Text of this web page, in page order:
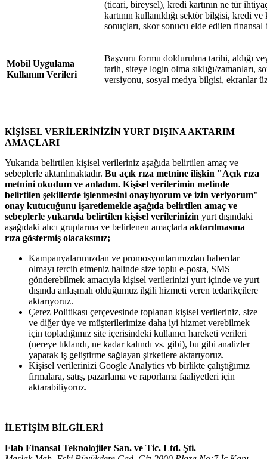
(ticari, bireysel), kredi kartının ne tür
kartının kullanıldığı sektör bilgisi, kredi
sonuçları, skor sonucu elde edilen finansal
Mobil Uygulama
Kullanım Verileri
Başvuru formu doldurulma tarihi, aldığı
tarih, siteye login olma sıklığı/zamanları,
versiyonu, sosyal medya bilgisi, ekranlar
KİŞİSEL VERİLERİNİZİN YURT DIŞINA AKTARIM
AMAÇLARI
Yukarıda belirtilen kişisel verileriniz aşağıda belirtilen amaç ve
sebeplerle aktarılmaktadır. Bu açık rıza metnine ilişkin "Açık rıza
metnini okudum ve anladım. Kişisel verilerimin metinde
belirtilen şekillerde işlenmesini onaylıyorum ve izin veriyorum"
onay kutucuğunu işaretlemekle aşağıda belirtilen amaç ve
sebeplerle yukarıda belirtilen kişisel verilerinizin yurt dışındaki
aşağıdaki alıcı gruplarına ve belirlenen amaçlarla aktarılmasına
rıza göstermiş olacaksınız;
Kampanyalarımızdan ve promosyonlarımızdan haberdar
olmayı tercih etmeniz halinde size toplu e-posta, SMS
gönderebilmek amacıyla kişisel verilerinizi yurt içinde ve yurt
dışında anlaşmalı olduğumuz ilgili hizmeti veren tedarikçilere
aktarıyoruz.
Çerez Politikası çerçevesinde toplanan kişisel verileriniz, size
ve diğer üye ve müşterilerimize daha iyi hizmet verebilmek
için topladığımız site içerisindeki kullanıcı hareketi verileri
(nereye tıklandı, ne kadar kalındı vs. gibi), bu gibi analizler
yaparak iş geliştirme sağlayan şirketlere aktarıyoruz.
Kişisel verilerinizi Google Analytics vb birlikte çalıştığımız
firmalara, satış, pazarlama ve raporlama faaliyetleri için
aktarabiliyoruz.
İLETİŞİM BİLGİLERİ
Flab Finansal Teknolojiler San. ve Tic. Ltd. Şti.